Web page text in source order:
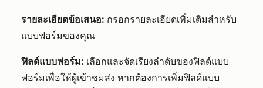
รายละเอียดข้อเสนอ: กรอกรายละเอียดเพิ่มเติมสำหรับ
แบบฟอร์มของคุณ
ฟิลด์แบบฟอร์ม: เลือกและจัดเรียงลำดับของฟิลด์แบบ
ฟอร์มเพื่อให้ผู้เข้าชมส่ง หากต้องการเพิ่มฟิลด์แบบ